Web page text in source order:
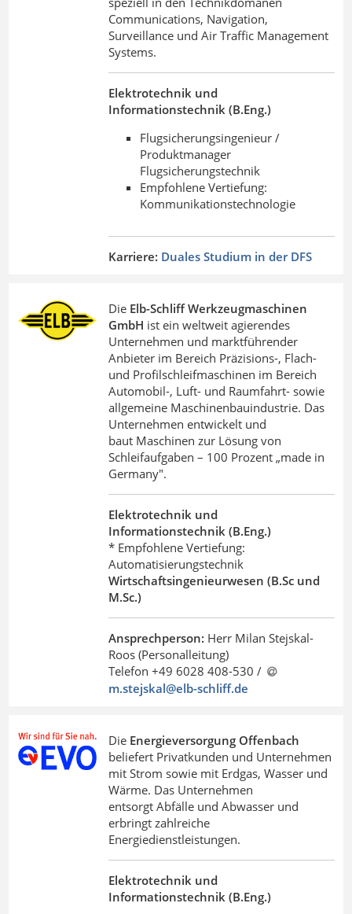
Communications, Navigation,
Surveillance und Air Traffic Management
Systems.
Elektrotechnik und
Informationstechnik (B.Eng.)
Flugsicherungsingenieur /
Produktmanager
Flugsicherungstechnik
Empfohlene Vertiefung:
Kommunikationstechnologie
Karriere: Duales Studium in der DFS
Die Elb-Schliff Werkzeugmaschinen
GmbH ist ein weltweit agierendes
Unternehmen und marktführender
Anbieter im Bereich Präzisions-, Flach-
und Profilschleifmaschinen im Bereich
Automobil-, Luft- und Raumfahrt- sowie
allgemeine Maschinenbauindustrie. Das
Unternehmen entwickelt und
baut Maschinen zur Lösung von
Schleifaufgaben – 100 Prozent „made in
Germany".
Elektrotechnik und
Informationstechnik (B.Eng.)
* Empfohlene Vertiefung:
Automatisierungstechnik
Wirtschaftsingenieurwesen (B.Sc und
M.Sc.)
Ansprechperson: Herr Milan Stejskal-
Roos (Personalleitung)
Telefon +49 6028 408-530 /
m.stejskal@elb-schliff.de
Die Energieversorgung Offenbach
beliefert Privatkunden und Unternehmen
mit Strom sowie mit Erdgas, Wasser und
Wärme. Das Unternehmen
entsorgt Abfälle und Abwasser und
erbringt zahlreiche
Energiedienstleistungen.
Elektrotechnik und
Informationstechnik (B.Eng.)